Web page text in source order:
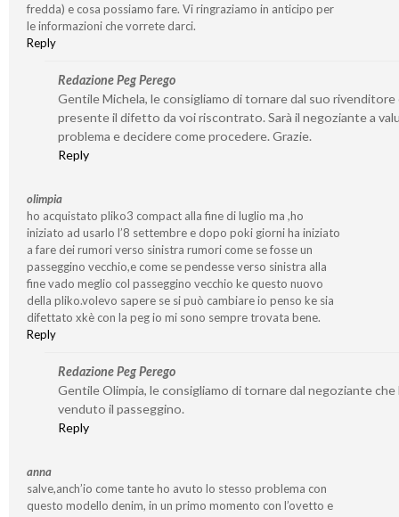
fredda) e cosa possiamo fare. Vi ringraziamo in anticipo per
le informazioni che vorrete darci.
Reply
Redazione Peg Perego
Gentile Michela, le consigliamo di tornare dal suo rivenditore
presente il difetto da voi riscontrato. Sarà il negoziante a
problema e decidere come procedere. Grazie.
Reply
olimpia
ho acquistato pliko3 compact alla fine di luglio ma ,ho
iniziato ad usarlo l’8 settembre e dopo poki giorni ha iniziato
a fare dei rumori verso sinistra rumori come se fosse un
passeggino vecchio,e come se pendesse verso sinistra alla
fine vado meglio col passeggino vecchio ke questo nuovo
della pliko.volevo sapere se si può cambiare io penso ke sia
difettato xkè con la peg io mi sono sempre trovata bene.
Reply
Redazione Peg Perego
Gentile Olimpia, le consigliamo di tornare dal negoziante che
venduto il passeggino.
Reply
anna
salve,anch’io come tante ho avuto lo stesso problema con
questo modello denim, in un primo momento con l’ovetto e